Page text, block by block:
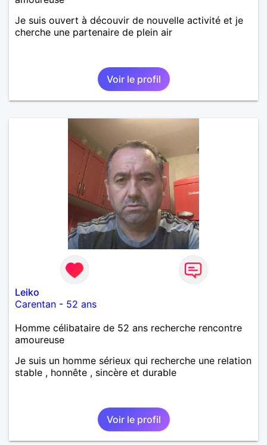
Je suis ouvert à découvir de nouvelle activité et je
cherche une partenaire de plein air
Voir le profil
Leiko
Carentan - 52 ans
Homme célibataire de 52 ans recherche rencontre
amoureuse
Je suis un homme sérieux qui recherche une relation
stable , honnête , sincère et durable
Voir le profil